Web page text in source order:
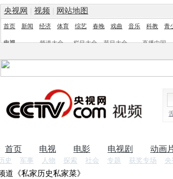
央视网 | 视频 | 网站地图
首页 新闻 经济 体育 综艺 春晚 戏曲 音乐 科教 青
电视 频道大全 栏目大全 节目大全 直播中国
首页 电视 电影 电视剧 动画
历史 军事 人物 探索 社会 专题 获奖专场
道《私家历史私家菜》